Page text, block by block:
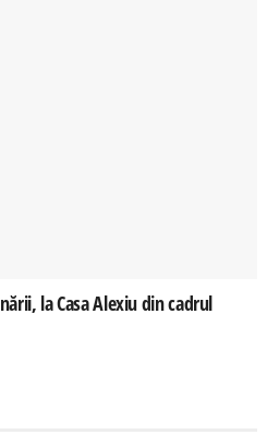
la Casa Alexiu din cadrul